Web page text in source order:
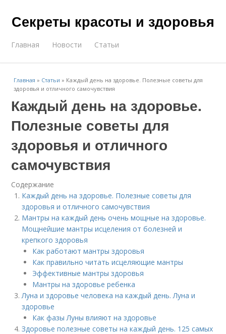
Секреты красоты и здоровья
Главная Новости Статьи
Главная » Статьи » Каждый день на здоровье. Полезные советы для
здоровья и отличного самочувствия
Каждый день на здоровье.
Полезные советы для
здоровья и отличного
самочувствия
Содержание
Каждый день на здоровье. Полезные советы для
здоровья и отличного самочувствия
Мантры на каждый день очень мощные на здоровье.
Мощнейшие мантры исцеления от болезней и
крепкого здоровья
Как работают мантры здоровья
Как правильно читать исцеляющие мантры
Эффективные мантры здоровья
Мантры на здоровье ребенка
Луна и здоровье человека на каждый день. Луна и
здоровье
Как фазы Луны влияют на здоровье
Здоровье полезные советы на каждый день. 125 самых